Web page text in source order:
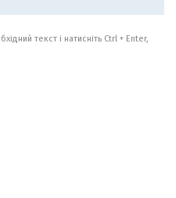
текст і натисніть Ctrl + Enter,